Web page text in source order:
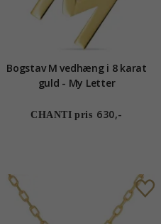
Bogstav M vedhæng i 8 karat
guld - My Letter
CHANTI pris 630,-